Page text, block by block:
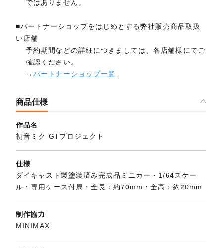
ではありません。
■パートナーショップをはじめとする弊社販売商品取扱
い店舗
予約期間などの詳細につきましては、各店舗様にてご
確認ください。
→パートナーショップ一覧
商品仕様
作品名
初音ミク GTプロジェクト
仕様
ダイキャスト製塗装済み完成品ミニカー・1/64スケー
ル・専用ケース付属・全長：約70mm・全高：約20mm
制作協力
MINIMAX